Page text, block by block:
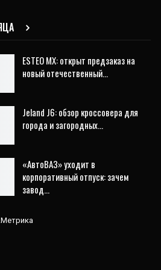
ESTEO MX: открыт предзаказ на
новый отечественный…
Jeland J6: обзор кроссовера для
города и загородных…
«АвтоВАЗ» уходит в
корпоративный отпуск: зачем
завод…